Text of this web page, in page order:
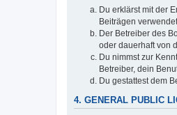
Du erklärst mit der
Beiträgen
Der Betreiber des
oder dauerhaft von
Du nimmst zur
Betreiber, dein
Du gestattest dem
4. GENERAL PUBLIC